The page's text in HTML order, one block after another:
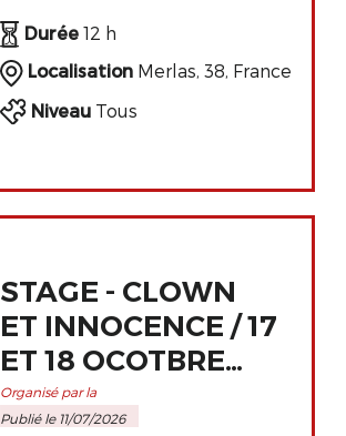
Durée12 h
LocalisationMerlas, 38, France
NiveauTous
STAGE - CLOWN
ET INNOCENCE / 17
ET 18 OCOTBRE
2026 À PARIS
Organisé par la
Publié le 11/07/2026